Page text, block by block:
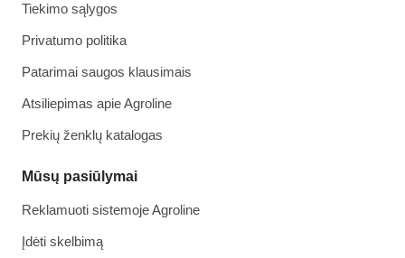
Tiekimo sąlygos
Privatumo politika
Patarimai saugos klausimais
Atsiliepimas apie Agroline
Prekių ženklų katalogas
Mūsų pasiūlymai
Reklamuoti sistemoje Agroline
Įdėti skelbimą